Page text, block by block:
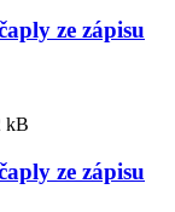
ze zápisu
kB
ze zápisu